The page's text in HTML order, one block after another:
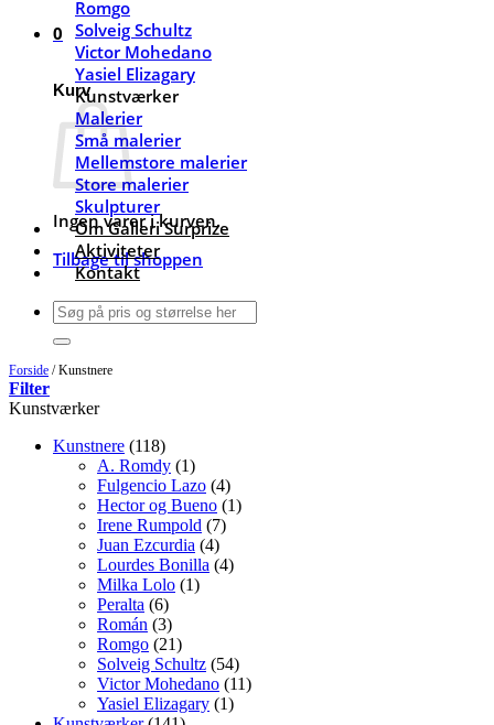
0
Kurv
Ingen varer i kurven.
Tilbage til shoppen
Romgo
Solveig Schultz
Victor Mohedano
Yasiel Elizagary
Kunstværker
Malerier
Små malerier
Mellemstore malerier
Store malerier
Skulpturer
Om Galleri Surprize
Aktiviteter
Kontakt
Søg
Forside /Kunstnere
Filter
Kunstværker
Kunstnere (118)
A. Romdy (1)
Fulgencio Lazo (4)
Hector og Bueno (1)
Irene Rumpold (7)
Juan Ezcurdia (4)
Lourdes Bonilla (4)
Milka Lolo (1)
Peralta (6)
Román (3)
Romgo (21)
Solveig Schultz (54)
Victor Mohedano (11)
Yasiel Elizagary (1)